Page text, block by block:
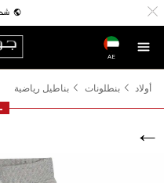
AE
أولاد بنطلونات
بناطيل رياضية